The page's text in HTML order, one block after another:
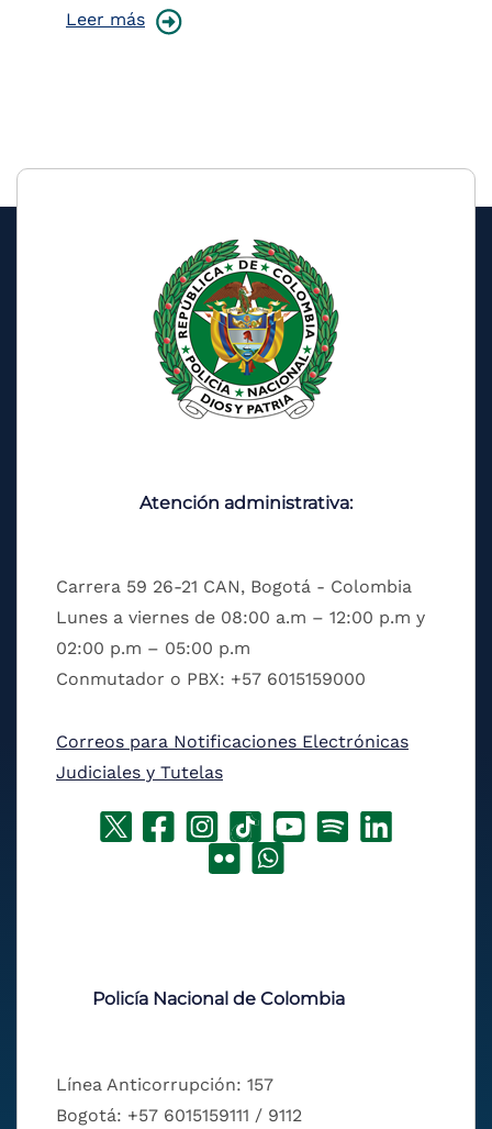
Leer más
Atención administrativa:
Carrera 59 26-21 CAN, Bogotá - Colombia
Lunes a viernes de 08:00 a.m – 12:00 p.m y
02:00 p.m – 05:00 p.m
Conmutador o PBX: +57 6015159000
Correos para Notificaciones Electrónicas
Judiciales y Tutelas
Policía Nacional de Colombia
Línea Anticorrupción: 157
Bogotá: +57 6015159111 / 9112